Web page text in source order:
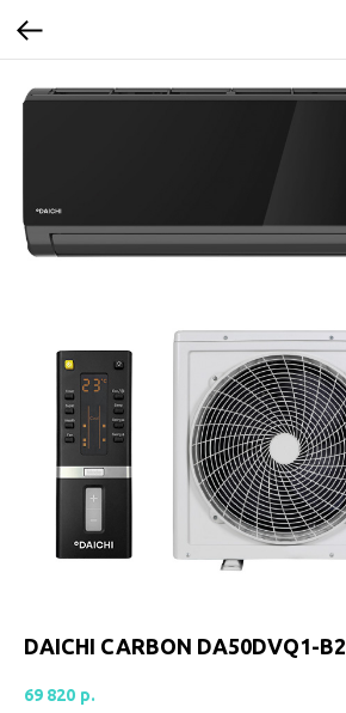
DAICHI CARBON DA50DVQ1-B2
69 820 р.